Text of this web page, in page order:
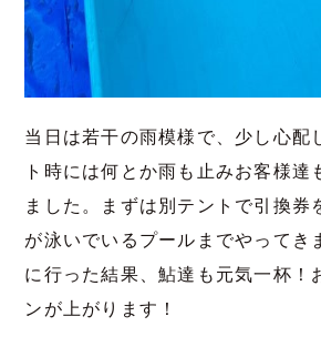
当日は若干の雨模様で、少し心配
ト時には何とか雨も止みお客様達
ました。まずは別テントで引換券
が泳いでいるプールまでやってき
に行った結果、鮎達も元気一杯！
ンが上がります！